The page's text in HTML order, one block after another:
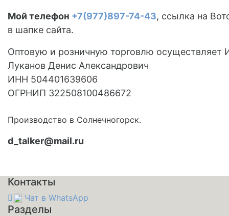
Мой телефон +7(977)897-74-43, ссылка на
в шапке сайта.
Оптовую и розничную торговлю осуществляет
Луканов Денис Александрович
ИНН 504401639606
ОГРНИП 322508100486672
Производство в Солнечногорск.
d_talker@mail.ru
Контакты
Чат в WhatsApp
Разделы